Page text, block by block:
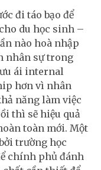
đi táo bạo để
du học sinh –
nào hoà nhập
nhân sự trong
ái internal
hơn vì nhân
năng làm việc
thì sẽ hiệu quả
toàn mới. Một
trường học
chính phủ đánh